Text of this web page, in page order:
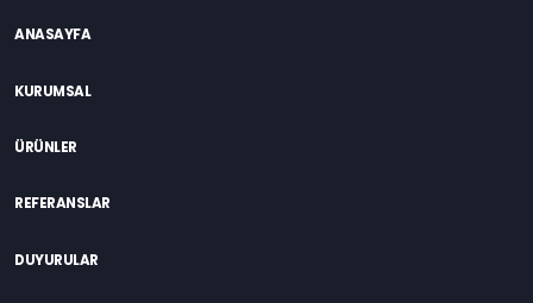
ANASAYFA
KURUMSAL
ÜRÜNLER
REFERANSLAR
DUYURULAR